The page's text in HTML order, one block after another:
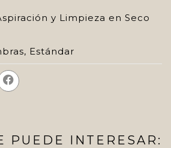
y Limpieza en Seco
, Estándar
PUEDE INTERESAR: